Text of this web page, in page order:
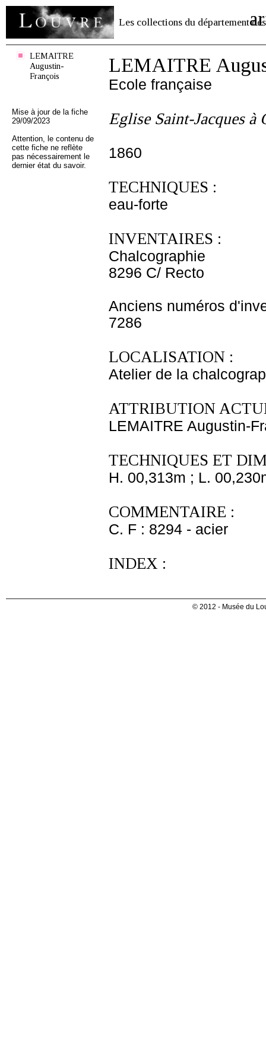
Les collections du département des
LEMAITRE
Augustin-
François
Mise à jour de la fiche
29/09/2023
Attention, le contenu de
cette fiche ne reflète
pas nécessairement le
dernier état du savoir.
LEMAITRE
Ecole française
Eglise Saint-Jacques à
1860
TECHNIQUES :
eau-forte
INVENTAIRES :
Chalcographie
8296 C/ Recto
Anciens numéros
7286
LOCALISATION :
Atelier de la
ATTRIBUTION
LEMAITRE Augustin-
TECHNIQUES ET
H. 00,313m ; L.
COMMENTAIRE :
C. F : 8294 - acier
INDEX :
© 2012 - Musée du